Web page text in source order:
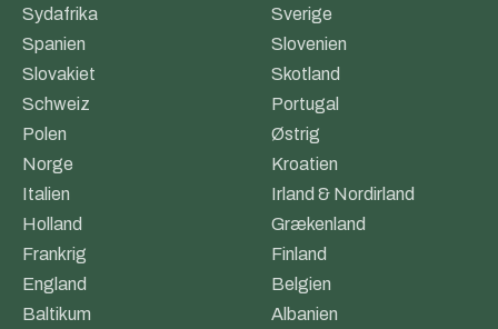
Sydafrika
Sverige
Spanien
Slovenien
Slovakiet
Skotland
Schweiz
Portugal
Polen
Østrig
Norge
Kroatien
Italien
Irland & Nordirland
Holland
Grækenland
Frankrig
Finland
England
Belgien
Baltikum
Albanien